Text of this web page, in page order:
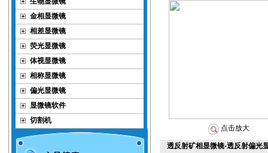
金相显微镜
相差显微镜
荧光显微镜
体视显微镜
相称显微镜
偏光显微镜
显微镜软件
切割机
点击放大
透反射矿相显微镜-透反射偏光